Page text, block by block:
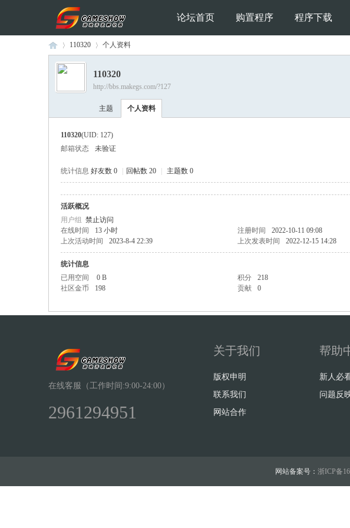
论坛首页 购置程序 程序下载
›
110320 个人资料
110320
http://bbs.makegs.com/?127
主题 个人资料
110320(UID: 127)
邮箱状态
未验证
统计信息 好友数 0 回帖数 20 主题数 0
活跃概况
用户组 禁止访问
在线时间
13 小时 注册时间 2022-10-11 09:08
上次活动时间
2023-8-4 22:39 上次发表时间 2022-12-15 14:28
统计信息
已用空间
0 B 积分 218
社区金币
198 贡献 0
在线客服（工作时间:9:00-24:00）
2961294951
关于我们
版权申明
联系我们
网站合作
帮助
新人必
问题反
网站备案号： 浙ICP备